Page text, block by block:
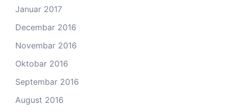
Januar 2017
Decembar 2016
Novembar 2016
Oktobar 2016
Septembar 2016
August 2016